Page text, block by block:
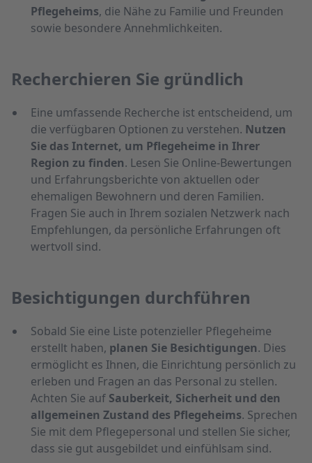
Pflegeheims, die Nähe zu Familie und Freunden
sowie besondere Annehmlichkeiten.
Recherchieren Sie gründlich
Eine umfassende Recherche ist entscheidend, um
die verfügbaren Optionen zu verstehen. Nutzen
Sie das Internet, um Pflegeheime in Ihrer
Region zu finden. Lesen Sie Online-Bewertungen
und Erfahrungsberichte von aktuellen oder
ehemaligen Bewohnern und deren Familien.
Fragen Sie auch in Ihrem sozialen Netzwerk nach
Empfehlungen, da persönliche Erfahrungen oft
wertvoll sind.
Besichtigungen durchführen
Sobald Sie eine Liste potenzieller Pflegeheime
erstellt haben, planen Sie Besichtigungen. Dies
ermöglicht es Ihnen, die Einrichtung persönlich zu
erleben und Fragen an das Personal zu stellen.
Achten Sie auf Sauberkeit, Sicherheit und den
allgemeinen Zustand des Pflegeheims. Sprechen
Sie mit dem Pflegepersonal und stellen Sie sicher,
dass sie gut ausgebildet und einfühlsam sind.